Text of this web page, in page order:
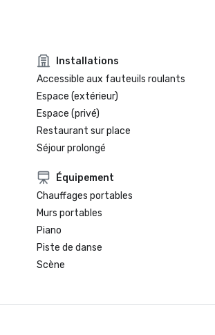
Installations
Accessible aux fauteuils roulants
Espace (extérieur)
Espace (privé)
Restaurant sur place
Séjour prolongé
Équipement
Chauffages portables
Murs portables
Piano
Piste de danse
Scène